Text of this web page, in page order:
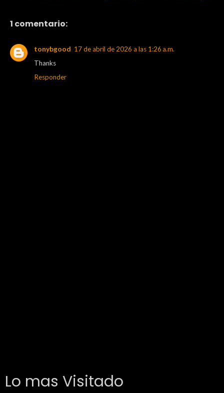
1 comentario:
tonybgood 17 de abril de 2026 a las 1:26 a.m.
Thanks
Responder
Lo mas Visitado